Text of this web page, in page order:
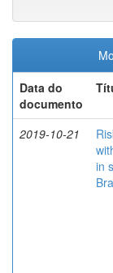
Data do
documento
2019-10-21
in